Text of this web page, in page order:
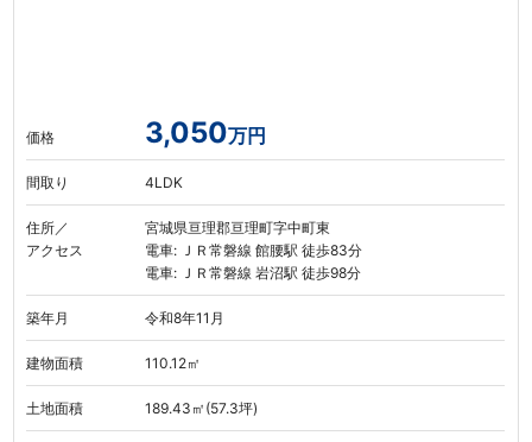
価格 3,050万円
間取り 4LDK
住所／
アクセス
宮城県亘理郡亘理町字中町東
電車: ＪＲ常磐線 館腰駅 徒歩83分
電車: ＪＲ常磐線 岩沼駅 徒歩98分
築年月 令和8年11月
建物面積 110.12㎡
土地面積 189.43㎡(57.3坪)